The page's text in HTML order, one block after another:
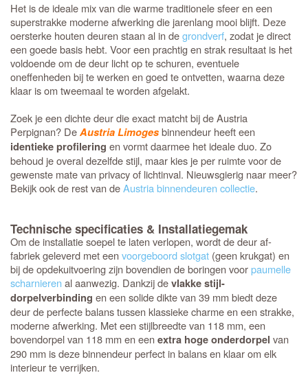
Het is de ideale mix van die warme traditionele sfeer en een
superstrakke moderne afwerking die jarenlang mooi blijft. Deze
oersterke houten deuren staan al in degrondverf, zodat je direct
een goede basis hebt. Voor een prachtig en strak resultaat is het
voldoende om de deur licht op te schuren, eventuele
oneffenheden bij te werken en goed te ontvetten, waarna deze
klaar is om tweemaal te worden afgelakt.
Zoek je een dichte deur die exact matcht bij de Austria
Perpignan? DeAustria Limogesbinnendeur heeft een
identieke profilering en vormt daarmee het ideale duo. Zo
behoud je overal dezelfde stijl, maar kies je per ruimte voor de
gewenste mate van privacy of lichtinval. Nieuwsgierig naar meer?
Bekijk ook de rest van deAustria binnendeuren collectie.
Technische specificaties & Installatiegemak
Om de installatie soepel te laten verlopen, wordt de deur af-
fabriek geleverd met eenvoorgeboord slotgat (geen krukgat) en
bij de opdekuitvoering zijn bovendien de boringen voorpaumelle
scharnieren al aanwezig. Dankzij devlakke stijl-
dorpelverbinding en een solide dikte van 39 mm biedt deze
deur de perfecte balans tussen klassieke charme en een strakke,
moderne afwerking. Met een stijlbreedte van 118 mm, een
bovendorpel van 118 mm en eenextra hoge onderdorpel van
290 mm is deze binnendeur perfect in balans en klaar om elk
interieur te verrijken.